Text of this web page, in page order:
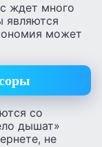
ждет много
являются
может
со
дышат»
не